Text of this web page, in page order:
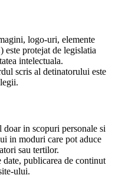
logo-uri, elemente
este protejat de legislatia
intelectuala.
scris al detinatorului este
in scopuri personale si
in moduri care pot aduce
sau tertilor.
date, publicarea de continut
ului.